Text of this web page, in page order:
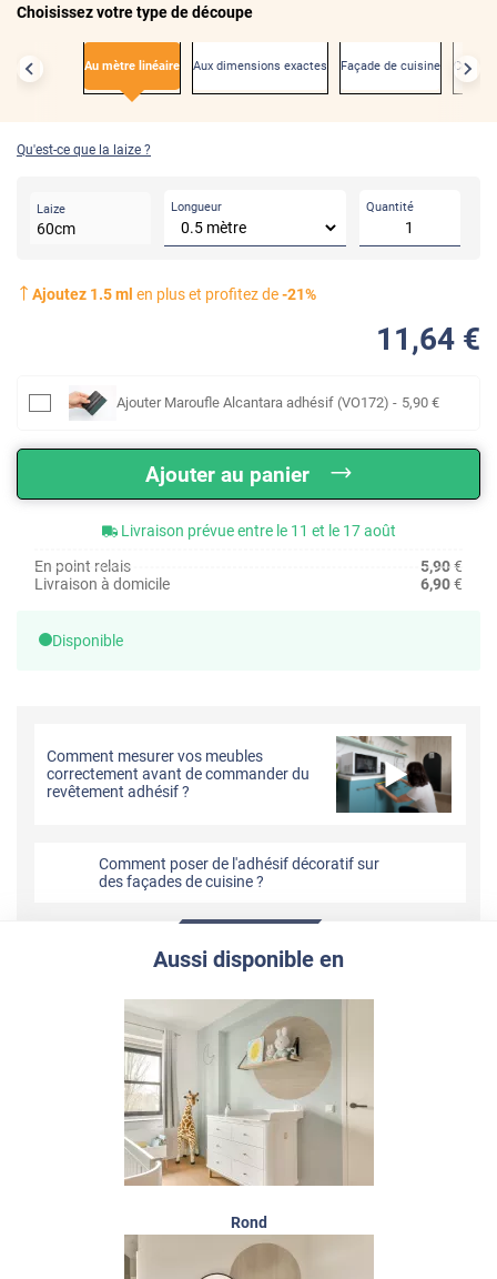
Choisissez votre type de découpe
Au mètre linéaire Aux dimensions exactes Façade de cuisine
Qu'est-ce que la laize ?
Laize
60cm
Longueur Quantité
Ajoutez 1.5ml en plus et profitez de-21%
11 ,64 €
Ajouter Maroufle Alcantara adhésif (VO172) - 5,90 €
Ajouter au panier
Livraison prévue entre le 11 et le 17 août
En point relais
5,90€
Livraison à domicile
6,90€
Disponible
Comment mesurer vos meubles
correctement avant de commander du
revêtement adhésif ?
Comment poser de l'adhésif décoratif sur
des façades de cuisine ?
Aussi disponible en
Rond